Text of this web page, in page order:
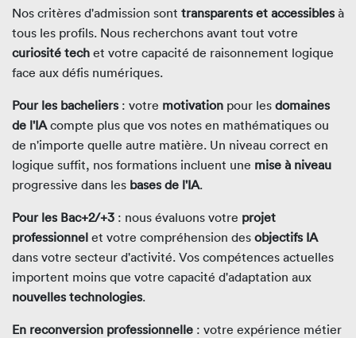
Nos critères d'admission sont transparents et accessiblesà
tous les profils. Nous recherchons avant tout votre
curiosité tech et votre capacité de raisonnement logique
face aux défis numériques.
Pour les bacheliers: votre motivation pour les domaines
de l'IAcompte plus que vos notes en mathématiques ou
de n'importe quelle autre matière. Un niveau correct en
logique suffit, nos formations incluent une mise à niveau
progressive dans les bases de l'IA.
Pour les Bac+2/+3 : nous évaluons votre projet
professionnel et votre compréhension des objectifs IA
dans votre secteur d'activité. Vos compétences actuelles
importent moins que votre capacité d'adaptation aux
nouvelles technologies.
En reconversion professionnelle : votre expérience métier